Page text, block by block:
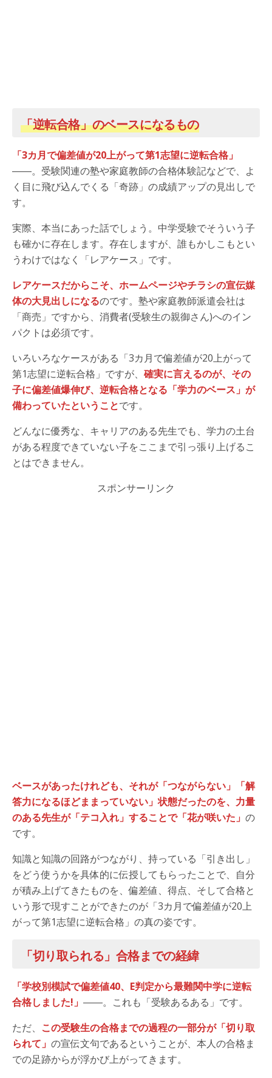
「逆転合格」のベースになるもの
「3カ月で偏差値が20上がって第1志望に逆転合格」
――。受験関連の塾や家庭教師の合格体験記などで、よ
く目に飛び込んでくる「奇跡」の成績アップの見出しで
す。
実際、本当にあった話でしょう。中学受験でそういう子
も確かに存在します。存在しますが、誰もかしこもとい
うわけではなく「レアケース」です。
レアケースだからこそ、ホームページやチラシの宣伝媒
体の大見出しになるのです。塾や家庭教師派遣会社は
「商売」ですから、消費者(受験生の親御さん)へのイン
パクトは必須です。
いろいろなケースがある「3カ月で偏差値が20上がって
第1志望に逆転合格」ですが、 確実に言えるのが、その
子に偏差値爆伸び、逆転合格となる「学力のベース」が
備わっていたということです。
どんなに優秀な、キャリアのある先生でも、学力の土台
がある程度できていない子をここまで引っ張り上げるこ
とはできません。
スポンサーリンク
ベースがあったけれども、それが「つながらない」「解
答力になるほどままっていない」状態だったのを、力量
のある先生が「テコ入れ」することで「花が咲いた」 の
です。
知識と知識の回路がつながり、持っている「引き出し」
をどう使うかを具体的に伝授してもらったことで、自分
が積み上げてきたものを、偏差値、得点、そして合格と
いう形で現すことができたのが「3カ月で偏差値が20上
がって第1志望に逆転合格」の真の姿です。
「切り取られる」合格までの経緯
「学校別模試で偏差値40、E判定から最難関中学に逆転
合格しました!」 ――。これも「受験あるある」です。
ただ、 この受験生の合格までの過程の一部分が「切り取
られて」 の宣伝文句であるということが、本人の合格ま
での足跡からが浮かび上がってきます。